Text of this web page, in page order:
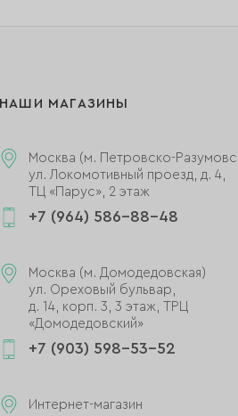
НАШИ МАГАЗИНЫ
Москва (м. Петровско-
ул. Локомотивный проезд, д. 4,
ТЦ «Парус», 2 этаж
+7 (964) 586-88-48
Москва (м. Домодедовская)
ул. Ореховый бульвар,
д. 14, корп. 3, 3 этаж, ТРЦ
«Домодедовский»
+7 (903) 598-53-52
Интернет-магазин